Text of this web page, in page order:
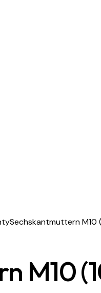
Sechskantmuttern M10
M10